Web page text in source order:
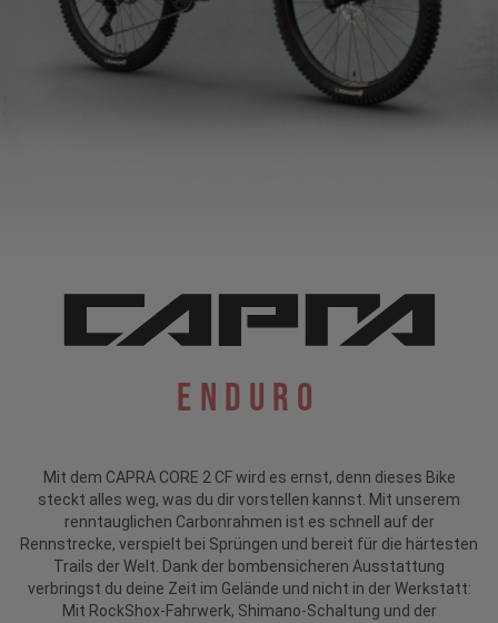
Enduro
Mit dem CAPRA CORE 2 CF wird es ernst, denn dieses Bike
steckt alles weg, was du dir vorstellen kannst. Mit unserem
renntauglichen Carbonrahmen ist es schnell auf der
Rennstrecke, verspielt bei Sprüngen und bereit für die härtesten
Trails der Welt. Dank der bombensicheren Ausstattung
verbringst du deine Zeit im Gelände und nicht in der Werkstatt:
Mit RockShox-Fahrwerk, Shimano-Schaltung und der